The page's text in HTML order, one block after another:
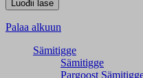
Palaa alkuun
Sämitigge
Sämitigge
Pargoost